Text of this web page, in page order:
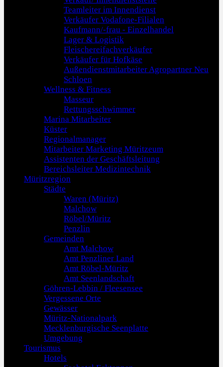
Teamleiter im Innendienst
Verkäufer Vodafone-Filialen
Kaufmann/-frau - Einzelhandel
Lager & Logistik
Fleischereifachverkäufer
Verkäufer für Hofkäse
Außendienstmitarbeiter Agropartner Neu
Schloen
Wellness & Fitness
Masseur
Rettungsschwimmer
Marina Mitarbeiter
Küster
Regionalmanager
Mitarbeiter Marketing Müritzeum
Assistenten der Geschäftsleitung
Bereichsleiter Medizintechnik
Müritzregion
Städte
Waren (Müritz)
Malchow
Röbel/Müritz
Penzlin
Gemeinden
Amt Malchow
Amt Penzliner Land
Amt Röbel-Müritz
Amt Seenlandschaft
Göhren-Lebbin / Fleesensee
Vergessene Orte
Gewässer
Müritz-Nationalpark
Mecklenburgische Seenplatte
Umgebung
Tourismus
Hotels